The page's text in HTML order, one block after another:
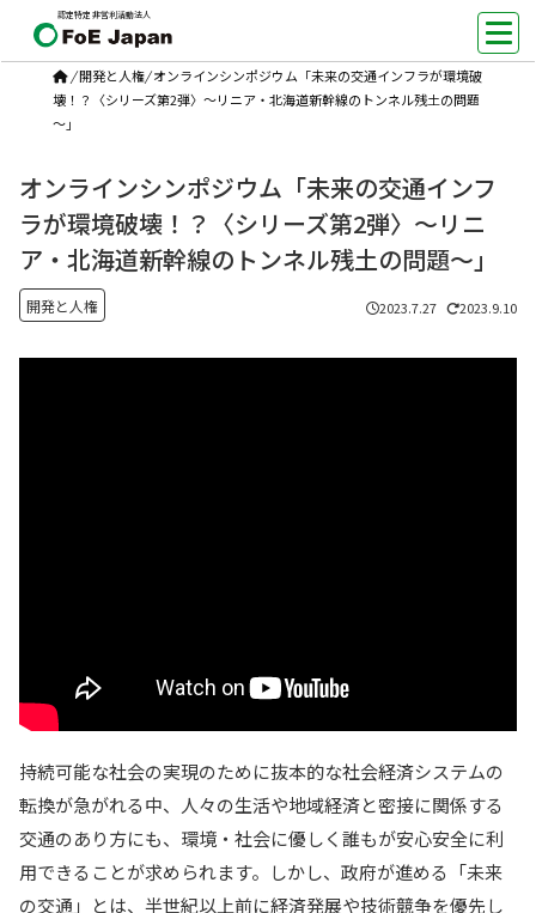
認定特定非営利活動法人
/開発と人権/ オンラインシンポジウム「未来の交通インフラが環境破
壊！？〈シリーズ第2弾〉～リニア・北海道新幹線のトンネル残土の問題
～」
オンラインシンポジウム「未来の交通インフ
ラが環境破壊！？〈シリーズ第2弾〉～リニ
ア・北海道新幹線のトンネル残土の問題～」
開発と人権 2023.7.27 2023.9.10
持続可能な社会の実現のために抜本的な社会経済システムの
転換が急がれる中、人々の生活や地域経済と密接に関係する
交通のあり方にも、環境・社会に優しく誰もが安心安全に利
用できることが求められます。しかし、政府が進める「未来
の交通」とは、半世紀以上前に経済発展や技術競争を優先し